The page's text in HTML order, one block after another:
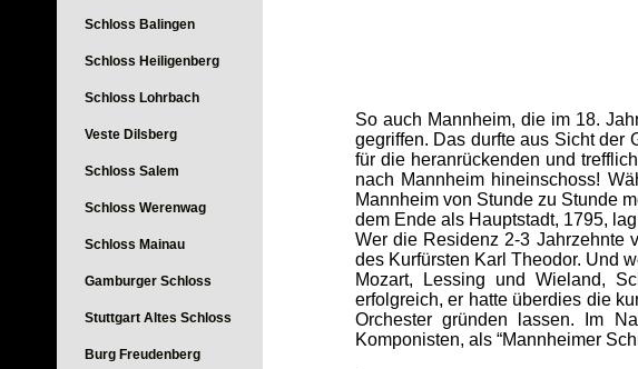
Schloss Balingen
Schloss Heiligenberg
Schloss Lohrbach
Veste Dilsberg
Schloss Salem
Schloss Werenwag
Schloss Mainau
Gamburger Schloss
Stuttgart Altes Schloss
Burg Freudenberg
So auch Mannheim, die im 18.
gegriffen. Das durfte aus Sicht der
für die heranrückenden und
nach Mannheim hineinschoss!
Mannheim von Stunde zu Stunde
dem Ende als Hauptstadt, 1795,
Wer die Residenz 2-3 Jahrzehnte
des Kurfürsten Karl Theodor. Und
Mozart, Lessing und Wieland,
erfolgreich, er hatte überdies die
Orchester gründen lassen. Im
Komponisten, als “Mannheimer